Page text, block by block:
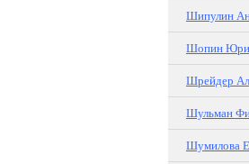
Шипулин
Шопин
Шрейдер
Шульман
Шумилова